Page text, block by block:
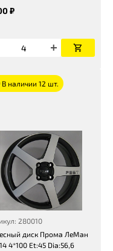
₽
В наличии 12 шт.
280010
диск Прома ЛеМан
4*100 Et:45 Dia:56,6